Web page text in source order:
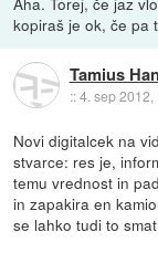
kopiraš je ok, če pa
Tamius Han
::4. sep 2012,
Novi digitalcek na
stvarce: res je,
temu vrednost in
in zapakira en
se lahko tudi to